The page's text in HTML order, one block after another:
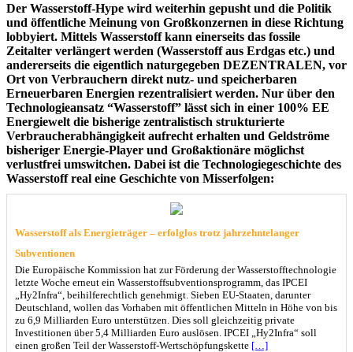
Der Wasserstoff-Hype wird weiterhin gepusht und die Politik
und öffentliche Meinung von Großkonzernen in diese Richtung
lobbyiert. Mittels Wasserstoff kann einerseits das fossile
Zeitalter verlängert werden (Wasserstoff aus Erdgas etc.) und
andererseits die eigentlich naturgegeben DEZENTRALEN, vor
Ort von Verbrauchern direkt nutz- und speicherbaren
Erneuerbaren Energien rezentralisiert werden. Nur über den
Technologieansatz “Wasserstoff” lässt sich in einer 100% EE
Energiewelt die bisherige zentralistisch strukturierte
Verbraucherabhängigkeit aufrecht erhalten und Geldströme
bisheriger Energie-Player und Großaktionäre möglichst
verlustfrei umswitchen. Dabei ist die Technologiegeschichte des
Wasserstoff real eine Geschichte von Misserfolgen:
Wasserstoff als Energieträger – erfolglos trotz jahrzehntelanger
Subventionen
Die Europäische Kommission hat zur Förderung der Wasserstofftechnologie
letzte Woche erneut ein Wasserstoffsubventionsprogramm, das IPCEI
„Hy2Infra“, beihilferechtlich genehmigt. Sieben EU-Staaten, darunter
Deutschland, wollen das Vorhaben mit öffentlichen Mitteln in Höhe von bis
zu 6,9 Milliarden Euro unterstützen. Dies soll gleichzeitig private
Investitionen über 5,4 Milliarden Euro auslösen. IPCEI „Hy2Infra“ soll
einen großen Teil der Wasserstoff-Wertschöpfungskette […]